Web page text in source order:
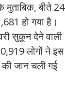
मुताबिक, बीते 24
हो गया है।
सुकून देने वाली
लोगों ने इस
जान चली गई